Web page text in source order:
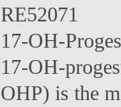
RE52071
17-OH-
17-OH-
OHP) is the